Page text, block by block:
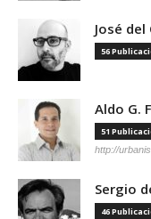
José
56
Aldo G.
51
http://
Sergio
46